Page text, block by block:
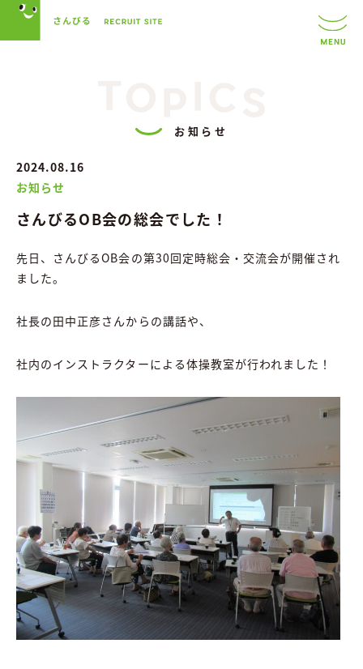
お知らせ
2024.08.16
お知らせ
さんびるOB会の総会でした！
先日、さんびるOB会の第30回定時総会・交流会が開催され
ました。
社長の田中正彦さんからの講話や、
社内のインストラクターによる体操教室が行われました！